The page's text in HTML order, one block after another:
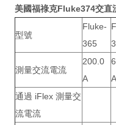
美國福祿克Fluke374交直
型號
Fluke-
365
測量交流電流
200.0
A
A
通過 iFlex 測量交
流電流